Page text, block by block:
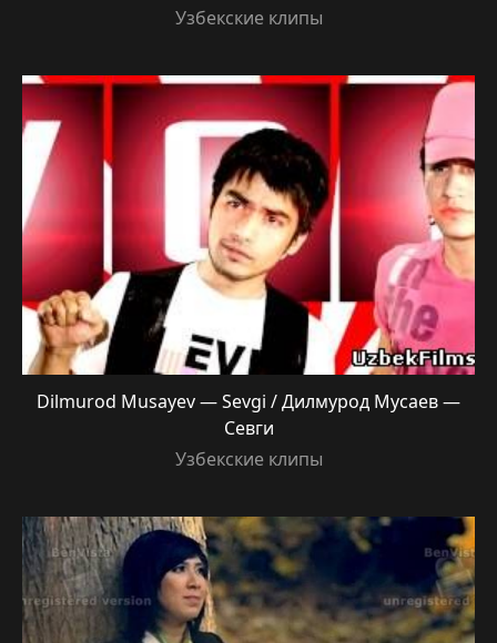
Узбекские клипы
Dilmurod Musayev — Sevgi / Дилмурод Мусаев —
Севги
Узбекские клипы